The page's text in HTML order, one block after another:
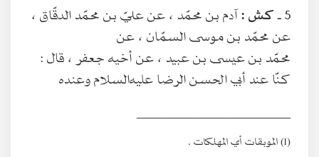
5 ـ كش :آدم بن محمّد ، عن عليّ بن محمّد الدقّاق ،
عن محمّد بن موسى السمّان ، عن
محمّد بن عيسى بن عبيد ، عن أخيه جعفر ، قال :
كنّا عند أبي الحسن الرضا عليه‌السلام وعنده
(1) الموبقات أي المهلكات .